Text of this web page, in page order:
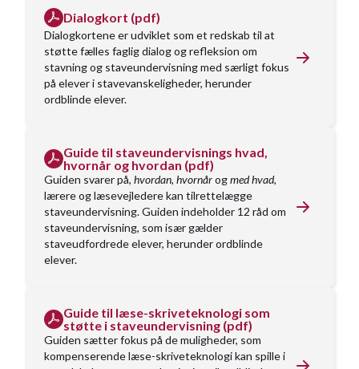
Dialogkort (pdf)
Dialogkortene er udviklet som et redskab til at
støtte fælles faglig dialog og refleksion om
stavning og staveundervisning med særligt fokus
på elever i stavevanskeligheder, herunder
ordblinde elever.
Guide til staveundervisnings hvad,
hvornår og hvordan (pdf)
Guiden svarer på, hvordan, hvornårogmed hvad,
lærere og læsevejledere kan tilrettelægge
staveundervisning. Guiden indeholder 12 råd om
staveundervisning, som især gælder
staveudfordrede elever, herunder ordblinde
elever.
Guide til læse-skriveteknologi som
støtte i staveundervisning (pdf)
Guiden sætter fokus på de muligheder, som
kompenserende læse-skriveteknologi kan spille i